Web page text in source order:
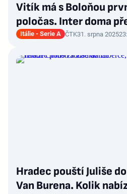
Vitík má s Boloňou
poločas. Inter doma
Itálie - Serie A ČTK31. srpna 2025
Hradec pouští Juliše
Van Burena. Kolik